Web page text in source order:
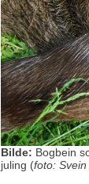
Bilde: Bogbein
juling (foto: